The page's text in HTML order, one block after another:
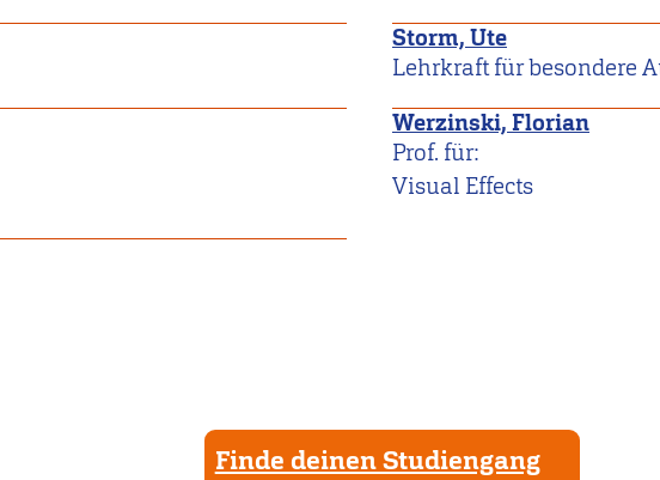
Storm, Ute
Lehrkraft für besondere
Werzinski, Florian
Prof. für:
Visual Effects
Finde deinen Studiengang